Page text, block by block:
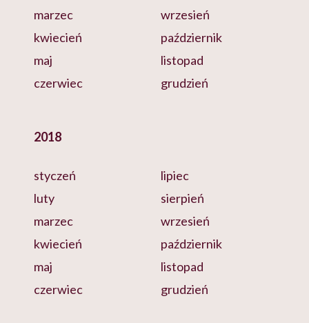
marzec
kwiecień
maj
czerwiec
wrzesień
październik
listopad
grudzień
2018
styczeń
luty
marzec
kwiecień
maj
czerwiec
lipiec
sierpień
wrzesień
październik
listopad
grudzień